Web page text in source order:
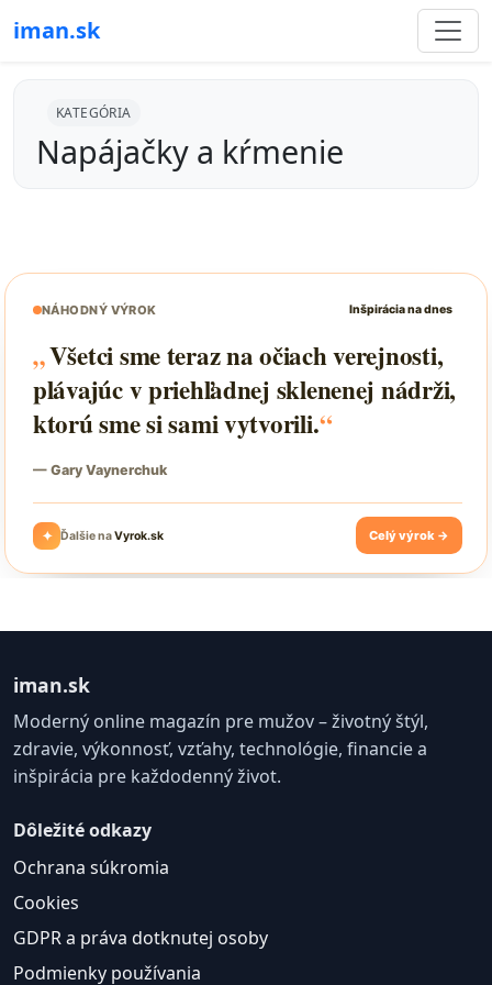
iman.sk
KATEGÓRIA
Napájačky a kŕmenie
iman.sk
Moderný online magazín pre mužov – životný štýl,
zdravie, výkonnosť, vzťahy, technológie, financie a
inšpirácia pre každodenný život.
Dôležité odkazy
Ochrana súkromia
Cookies
GDPR a práva dotknutej osoby
Podmienky používania